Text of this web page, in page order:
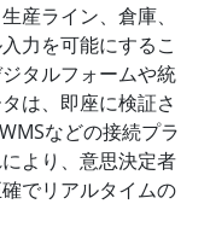
産ライン、倉庫、
力を可能にするこ
タルフォームや統
は、即座に検証さ
などの接続プラ
より、意思決定者
でリアルタイムの